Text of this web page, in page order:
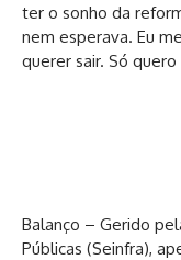
ter o sonho da
nem esperava. Eu
querer sair. Só
Balanço – Gerido
Públicas (Seinfra),